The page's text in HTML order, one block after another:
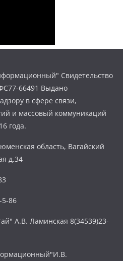
Свидетельство
66491 Выдано
в сфере связи,
и массовый коммуникаций
года.
область, Вагайский
д.34
5-86
А.В. Ламинская 8(34539)23-